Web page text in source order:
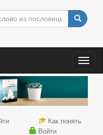
Как понять
Войти